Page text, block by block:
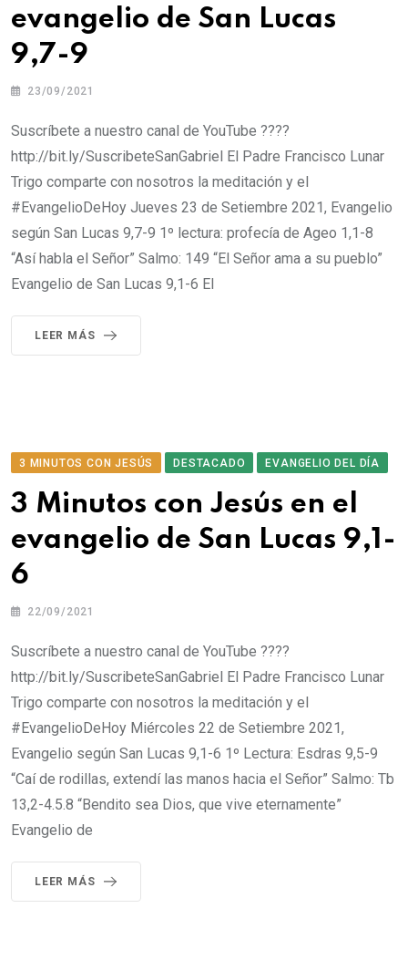
evangelio de San Lucas
9,7-9
23/09/2021
Suscríbete a nuestro canal de YouTube ????
http://bit.ly/SuscribeteSanGabriel El Padre Francisco Lunar
Trigo comparte con nosotros la meditación y el
#EvangelioDeHoy​​​​ Jueves 23 de Setiembre 2021, Evangelio
según San Lucas 9,7-9 1º lectura: profecía de Ageo 1,1-8
“Así habla el Señor” Salmo: 149 “El Señor ama a su pueblo”
Evangelio de San Lucas 9,1-6 El
LEER MÁS
3 MINUTOS CON JESÚS DESTACADO EVANGELIO DEL DÍA
3 Minutos con Jesús en el
evangelio de San Lucas 9,1-
6
22/09/2021
Suscríbete a nuestro canal de YouTube ????
http://bit.ly/SuscribeteSanGabriel El Padre Francisco Lunar
Trigo comparte con nosotros la meditación y el
#EvangelioDeHoy​​​​ Miércoles 22 de Setiembre 2021,
Evangelio según San Lucas 9,1-6 1º Lectura: Esdras 9,5-9
“Caí de rodillas, extendí las manos hacia el Señor” Salmo: Tb
13,2-4.5.8 “Bendito sea Dios, que vive eternamente”
Evangelio de
LEER MÁS